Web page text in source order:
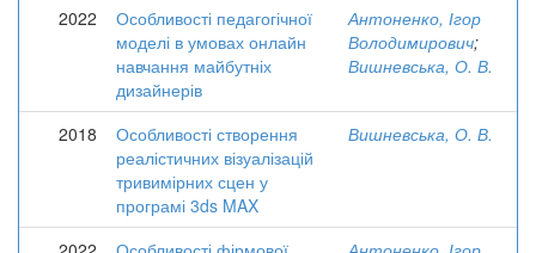
2022
Особливості педагогічної
моделі в умовах онлайн
навчання майбутніх
дизайнерів
Антоненко, Ігор
Володимирович;
Вишневська, О. В.
2018
Особливості створення
реалістичних візуалізацій
тривимірних сцен у
програмі 3ds MAX
Вишневська, О. В.